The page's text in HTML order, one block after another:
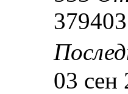
379403
03 сен